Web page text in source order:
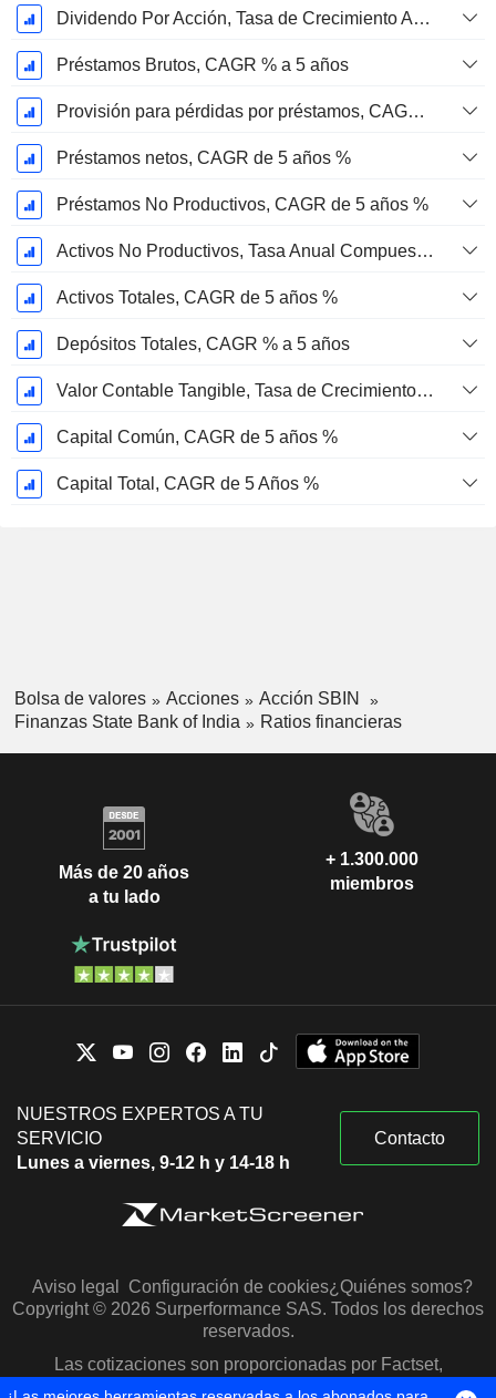
Dividendo Por Acción, Tasa de Crecimiento Anual Compuesto de 5 Años %
Préstamos Brutos, CAGR % a 5 años
Provisión para pérdidas por préstamos, CAGR de 5 años %
Préstamos netos, CAGR de 5 años %
Préstamos No Productivos, CAGR de 5 años %
Activos No Productivos, Tasa Anual Compuesta de Crecimiento a 5 Años %
Activos Totales, CAGR de 5 años %
Depósitos Totales, CAGR % a 5 años
Valor Contable Tangible, Tasa de Crecimiento Anual Compuesta de 5 Años %
Capital Común, CAGR de 5 años %
Capital Total, CAGR de 5 Años %
Bolsa de valores Acciones
Acción SBIN
Finanzas State Bank of India
Ratios financieras
Más de 20 años
a tu lado
+ 1.300.000
miembros
NUESTROS EXPERTOS A TU
SERVICIO
Lunes a viernes, 9-12 h y 14-18 h
Contacto
Aviso legal Configuración de cookies¿Quiénes somos?
Copyright © 2026 Surperformance SAS. Todos los derechos
reservados.
Las cotizaciones son proporcionadas por Factset,
Morningstar y S&P Capital IQ